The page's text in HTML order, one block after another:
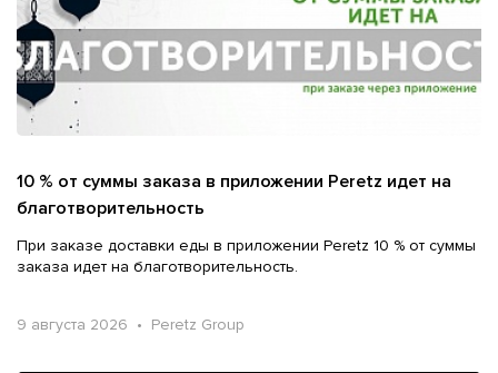
10 % от суммы заказа в приложении Peretz идет на
благотворительность
При заказе доставки еды в приложении Peretz 10 % от суммы
заказа идет на благотворительность.
9 августа 2026 • Peretz Group